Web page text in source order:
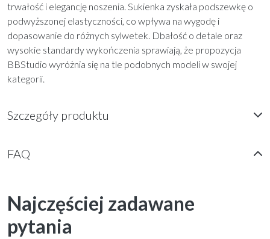
trwałość i elegancję noszenia. Sukienka zyskała podszewkę o
podwyższonej elastyczności, co wpływa na wygodę i
dopasowanie do różnych sylwetek. Dbałość o detale oraz
wysokie standardy wykończenia sprawiają, że propozycja
BBStudio wyróżnia się na tle podobnych modeli w swojej
kategorii.
Szczegóły produktu
FAQ
Najczęściej zadawane
pytania